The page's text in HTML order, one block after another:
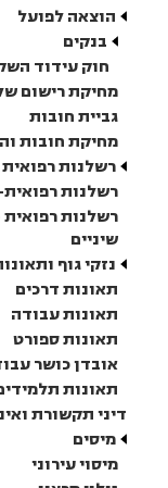
הוצאה לפועל
בנקים
חוק עידוד
מחיקת רישום
גביית חובות
מחיקת חובות
רשלנות רפואית
רשלנות
רשלנות
שיניים
נזקי גוף
תאונות דרכים
תאונות עבודה
תאונות ספורט
אובדן כושר
תאונות
דיני תקשורת
מיסים
מיסוי עירוני